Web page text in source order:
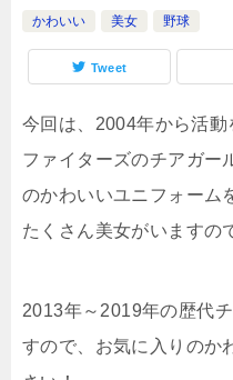
かわいい
美女 野球
Tweet
今回は、2004年から活
ファイターズのチアガー
のかわいいユニフォーム
たくさん美女がいますの
2013年～2019年の歴代
すので、お気に入りのか